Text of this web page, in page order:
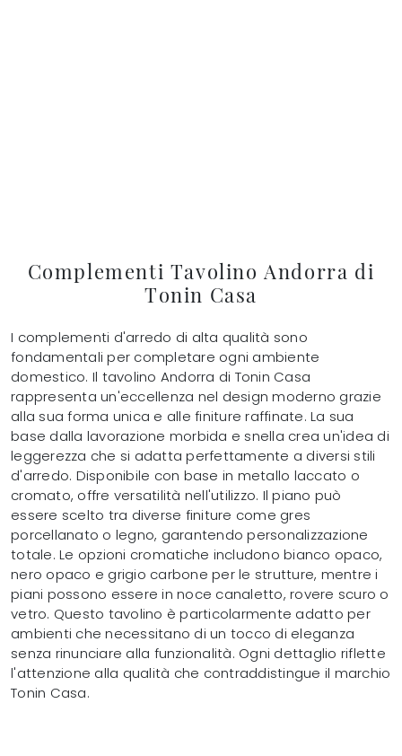
Complementi Tavolino Andorra di
Tonin Casa
I complementi d'arredo di alta qualità sono
fondamentali per completare ogni ambiente
domestico. Il tavolino Andorra di Tonin Casa
rappresenta un'eccellenza nel design moderno grazie
alla sua forma unica e alle finiture raffinate. La sua
base dalla lavorazione morbida e snella crea un'idea di
leggerezza che si adatta perfettamente a diversi stili
d'arredo. Disponibile con base in metallo laccato o
cromato, offre versatilità nell'utilizzo. Il piano può
essere scelto tra diverse finiture come gres
porcellanato o legno, garantendo personalizzazione
totale. Le opzioni cromatiche includono bianco opaco,
nero opaco e grigio carbone per le strutture, mentre i
piani possono essere in noce canaletto, rovere scuro o
vetro. Questo tavolino è particolarmente adatto per
ambienti che necessitano di un tocco di eleganza
senza rinunciare alla funzionalità. Ogni dettaglio riflette
l'attenzione alla qualità che contraddistingue il marchio
Tonin Casa.